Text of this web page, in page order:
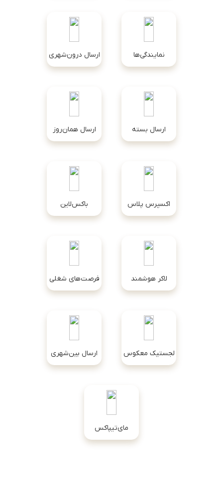
نمایندگی‌ها ارسال درون‌شهری
ارسال بسته ارسال همان‌روز
اکسپرس پلاس باکس‌لاین
لاکر هوشمند فرصت‌های شغلی
لجستیک معکوس ارسال بین‌شهری
مای‌تیپاکس